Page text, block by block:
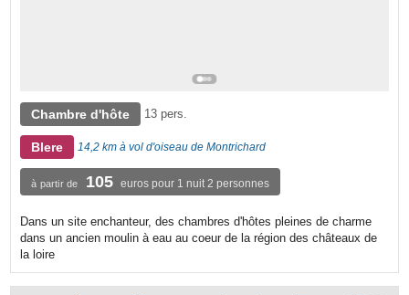
Chambre d'hôte 13 pers.
Blere 14,2 km à vol d'oiseau de Montrichard
à partir de 105 euros pour 1 nuit 2 personnes
Dans un site enchanteur, des chambres d'hôtes pleines de charme
dans un ancien moulin à eau au coeur de la région des châteaux de
la loire